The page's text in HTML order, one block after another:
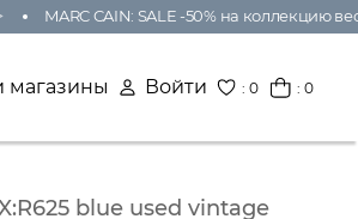
MARC CAIN: SALE -50% на коллекцию
магазины Войти :0 : 0
blue used vintage